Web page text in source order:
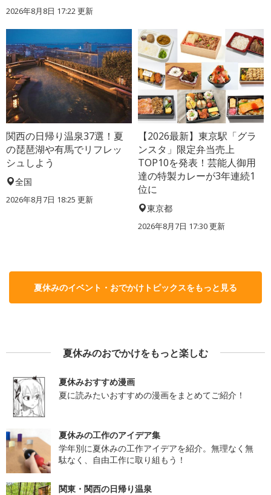
2026年8月8日 17:22更新
関西の日帰り温泉37選！夏
の琵琶湖や有馬でリフレッ
シュしよう
全国
2026年8月7日 18:25 更新
【2026最新】東京駅「グラ
ンスタ」限定弁当売上
TOP10を発表！芸能人御用
達の特製カレーが3年連続1
位に
東京都
2026年8月7日 17:30更新
夏休みのイベント・おでかけトピックスをもっと見る
夏休みのおでかけをもっと楽しむ
夏休みおすすめ漫画
夏に読みたいおすすめの漫画をまとめてご紹介！
夏休みの工作のアイデア集
学年別に夏休みの工作アイデアを紹介。無理なく無
駄なく、自由工作に取り組もう！
関東・関西の日帰り温泉